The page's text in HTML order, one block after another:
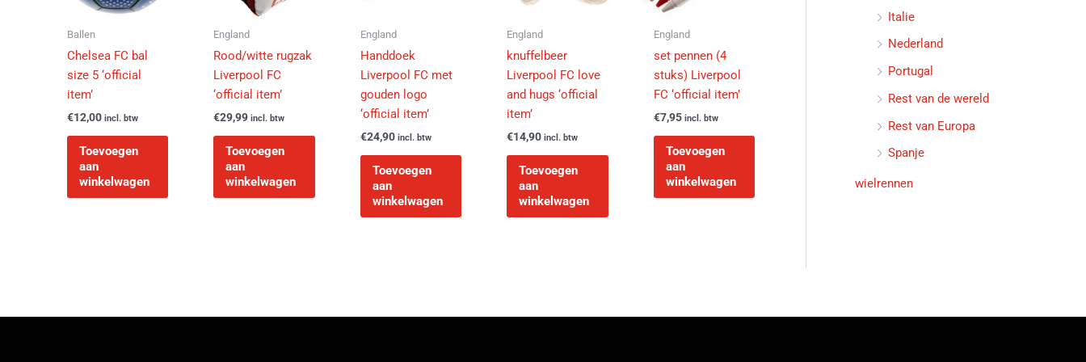
Ballen
Chelsea FC bal
size 5 ‘official
item’
€12,00 incl. btw
Toevoegen
aan
winkelwagen
England
Rood/witte rugzak
Liverpool FC
‘official item’
€29,99 incl. btw
Toevoegen
aan
winkelwagen
England
Handdoek
Liverpool FC met
gouden logo
‘official item’
€24,90 incl. btw
Toevoegen
aan
winkelwagen
England
knuffelbeer
Liverpool FC love
and hugs ‘official
item’
€14,90 incl. btw
Toevoegen
aan
winkelwagen
England
set pennen (4
stuks) Liverpool
FC ‘official item’
€7,95 incl. btw
Toevoegen
aan
winkelwagen
Italie
Nederland
Portugal
Rest van de wereld
Rest van Europa
Spanje
wielrennen